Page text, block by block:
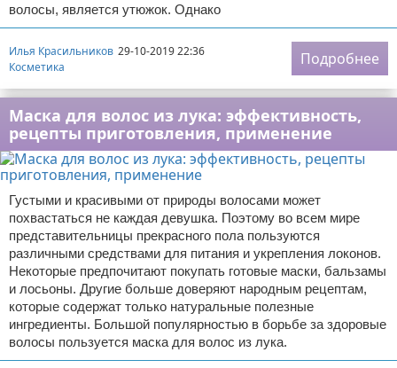
волосы, является утюжок. Однако
Илья Красильников 29-10-2019 22:36
Косметика
Подробнее
Маска для волос из лука: эффективность,
рецепты приготовления, применение
Густыми и красивыми от природы волосами может
похвастаться не каждая девушка. Поэтому во всем мире
представительницы прекрасного пола пользуются
различными средствами для питания и укрепления локонов.
Некоторые предпочитают покупать готовые маски, бальзамы
и лосьоны. Другие больше доверяют народным рецептам,
которые содержат только натуральные полезные
ингредиенты. Большой популярностью в борьбе за здоровые
волосы пользуется маска для волос из лука.